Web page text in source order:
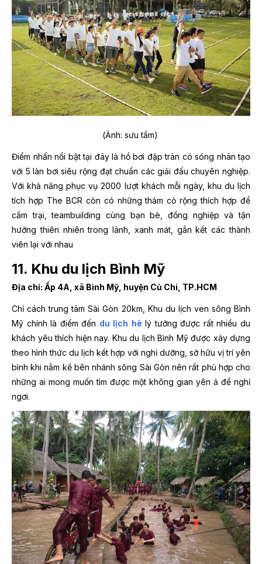
(Ảnh: sưu tầm)
Điểm nhấn nổi bật tại đây là hồ bơi đập tràn có sóng nhân tạo
với 5 làn bơi siêu rộng đạt chuẩn các giải đấu chuyên nghiệp.
Với khả năng phục vụ 2000 lượt khách mỗi ngày, khu du lịch
tích hợp The BCR còn có những thảm cỏ rộng thích hợp để
cắm trại, teambuilding cùng bạn bè, đồng nghiệp và tận
hưởng thiên nhiên trong lành, xanh mát, gắn kết các thành
viên lại với nhau
11. Khu du lịch Bình Mỹ
Địa chỉ: Ấp 4A, xã Bình Mỹ, huyện Củ Chi, TP.HCM
Chỉ cách trung tâm Sài Gòn 20km, Khu du lịch ven sông Bình
Mỹ chính là điểm đến du lịch hè lý tưởng được rất nhiều du
khách yêu thích hiện nay. Khu du lịch Bình Mỹ được xây dựng
theo hình thức du lịch kết hợp với nghỉ dưỡng, sở hữu vị trí yên
bình khi nằm kề bên nhánh sông Sài Gòn nên rất phù hợp cho
những ai mong muốn tìm được một không gian yên ả để nghỉ
ngơi.